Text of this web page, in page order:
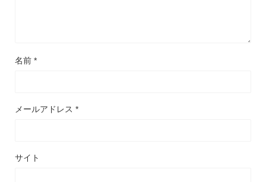
名前 *
メールアドレス *
サイト